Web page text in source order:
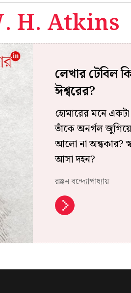
H. Atkins
লেখার টেবিল
ঈশ্বরের?
হোমারের মনে
তাঁকে অনর্গল জুগিয়ে
আলো না অন্ধকার?
আসা দহন?
রঞ্জন বন্দ্যোপাধ্যায়